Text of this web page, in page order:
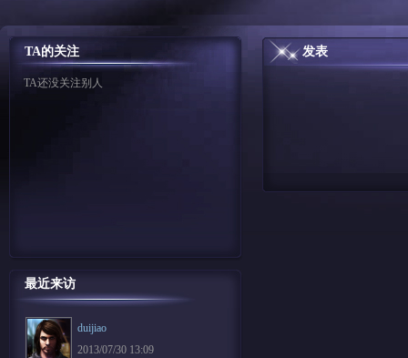
TA的关注
TA还没关注别人
最近来访
duijiao
2013/07/30 13:09
发表